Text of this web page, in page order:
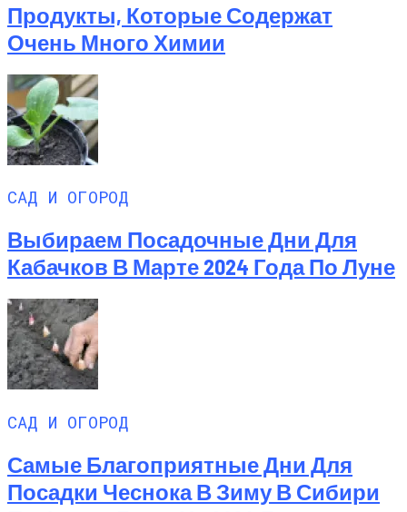
Продукты, Которые Содержат
Очень Много Химии
САД И ОГОРОД
Выбираем Посадочные Дни Для
Кабачков В Марте 2024 Года По Луне
САД И ОГОРОД
Самые Благоприятные Дни Для
Посадки Чеснока В Зиму В Сибири